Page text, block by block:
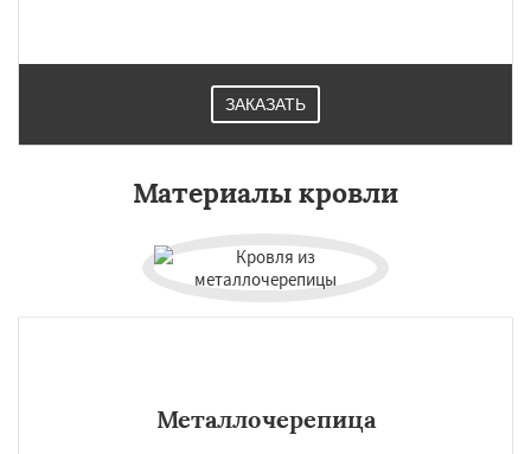
ЗАКАЗАТЬ
Материалы кровли
Металлочерепица